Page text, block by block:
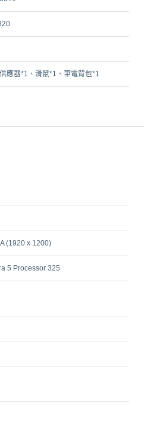
應器*1、滑鼠*1、筆電背包*1
(1920 x 1200)
5 Processor 325